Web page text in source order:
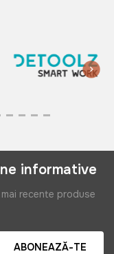
informative
recente produse
ABONEAZĂ-TE